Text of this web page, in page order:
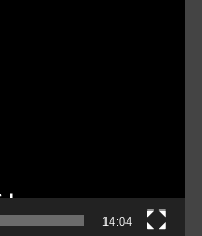
14:04